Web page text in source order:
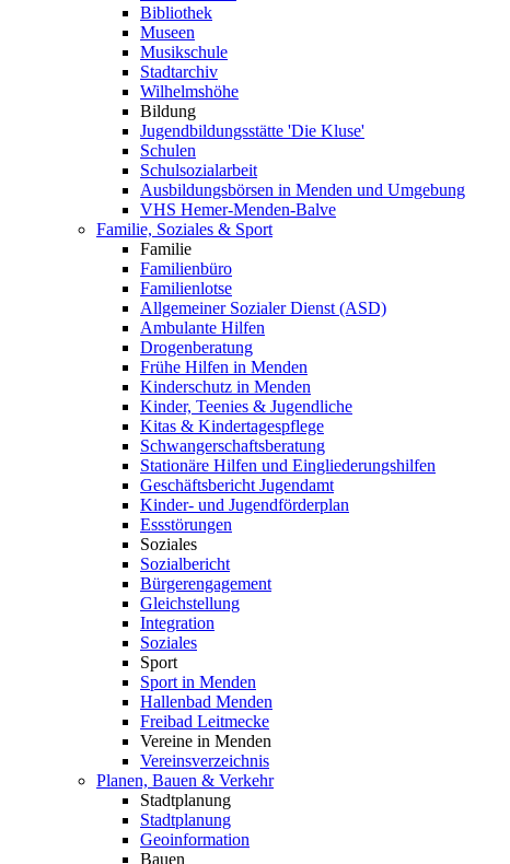
Bibliothek
Museen
Musikschule
Stadtarchiv
Wilhelmshöhe
Bildung
Jugendbildungsstätte 'Die Kluse'
Schulen
Schulsozialarbeit
Ausbildungsbörsen in Menden und Umgebung
VHS Hemer-Menden-Balve
Familie, Soziales & Sport
Familie
Familienbüro
Familienlotse
Allgemeiner Sozialer Dienst (ASD)
Ambulante Hilfen
Drogenberatung
Frühe Hilfen in Menden
Kinderschutz in Menden
Kinder, Teenies & Jugendliche
Kitas & Kindertagespflege
Schwangerschaftsberatung
Stationäre Hilfen und Eingliederungshilfen
Geschäftsbericht Jugendamt
Kinder- und Jugendförderplan
Essstörungen
Soziales
Sozialbericht
Bürgerengagement
Gleichstellung
Integration
Soziales
Sport
Sport in Menden
Hallenbad Menden
Freibad Leitmecke
Vereine in Menden
Vereinsverzeichnis
Planen, Bauen & Verkehr
Stadtplanung
Stadtplanung
Geoinformation
Bauen